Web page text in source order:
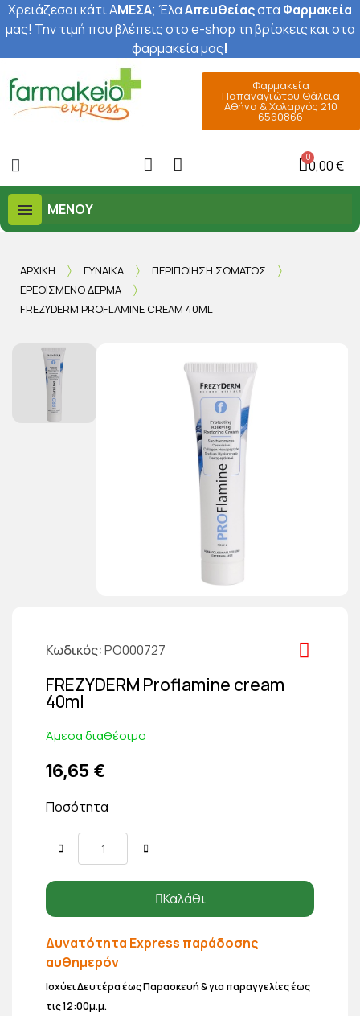
Χρειάζεσαι κάτι ΑΜΕΣΑ; ΈλαΑπευθείαςστα Φαρμακεία
μας! Την τιμή που βλέπεις στο e-shop τη βρίσκεις και στα
φαρμακεία μας!
Φαρμακεία
Παπαναγιώτου Θάλεια
Αθήνα & Χολαργός 210
6560866
0,00 €
ΜΕΝΟΎ
ΑΡΧΙΚΉ ΓΥΝΑΊΚΑ
ΠΕΡΙΠΟΊΗΣΗ ΣΏΜΑΤΟΣ
ΕΡΕΘΙΣΜΈΝΟ ΔΈΡΜΑ
FREZYDERM PROFLAMINE CREAM 40ML
Κωδικός PO000727
FREZYDERM Proflamine cream
40ml
Άμεσα διαθέσιμο
16,65 €
Ποσότητα
Καλάθι
Δυνατότητα Express παράδοσης
αυθημερόν
Ισχύει Δευτέρα έως Παρασκευή & για παραγγελίες έως
τις 12:00μ.μ.